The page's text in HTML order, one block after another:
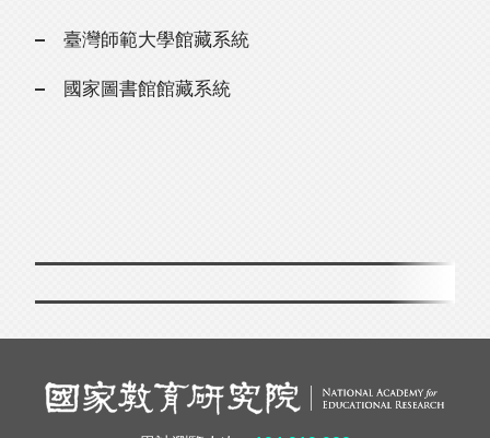
臺灣師範大學館藏系統
國家圖書館館藏系統